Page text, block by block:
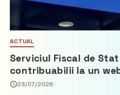
ACTUAL
Serviciul Fiscal de
contribuabilii la un
privind calculul
23/07/2026